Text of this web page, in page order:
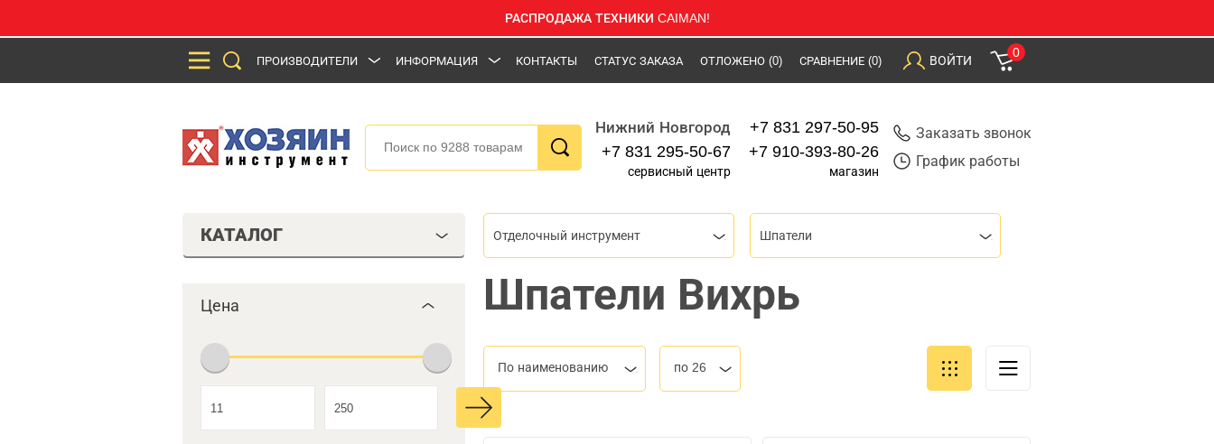
РАСПРОДАЖА ТЕХНИКИ CAIMAN!
ПРОИЗВОДИТЕЛИ ИНФОРМАЦИЯ КОНТАКТЫ СТАТУС ЗАКАЗА ОТЛОЖЕНО (0) СРАВНЕНИЕ (0) ВОЙТИ
0
Нижний Новгород
+7 831 295-50-67
сервисный центр
+7 831 297-50-95
+7 910-393-80-26
магазин
Заказать звонок
График работы
КАТАЛОГ
Цена
Отделочный инструмент Шпатели
Шпатели Вихрь
По наименованию по 26